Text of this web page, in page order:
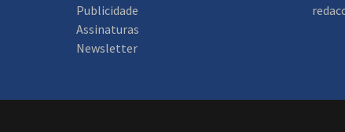
Publicidade
Assinaturas
Newsletter